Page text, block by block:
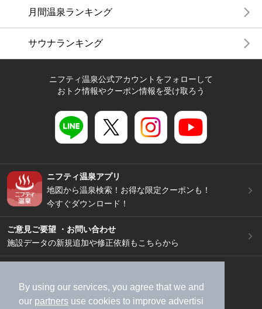
By using our services, you agree that we and
our partners use cookies to improve advertisi
月間温泉ランキング
サウナランキング
ニフティ温泉公式アカウントをフォローして
おトク情報やクーポン情報を受け取ろう
ニフティ温泉アプリ
地図から温泉検索！お得な限定クーポンも！
今すぐダウンロード！
ご意見ご要望 ・お問い合わせ
施設データの新規追加や修正依頼もこちらから
加盟店募集（資料請求）
広告出稿のご案内
利用規約
ライフスタイルMEMBERS+規約